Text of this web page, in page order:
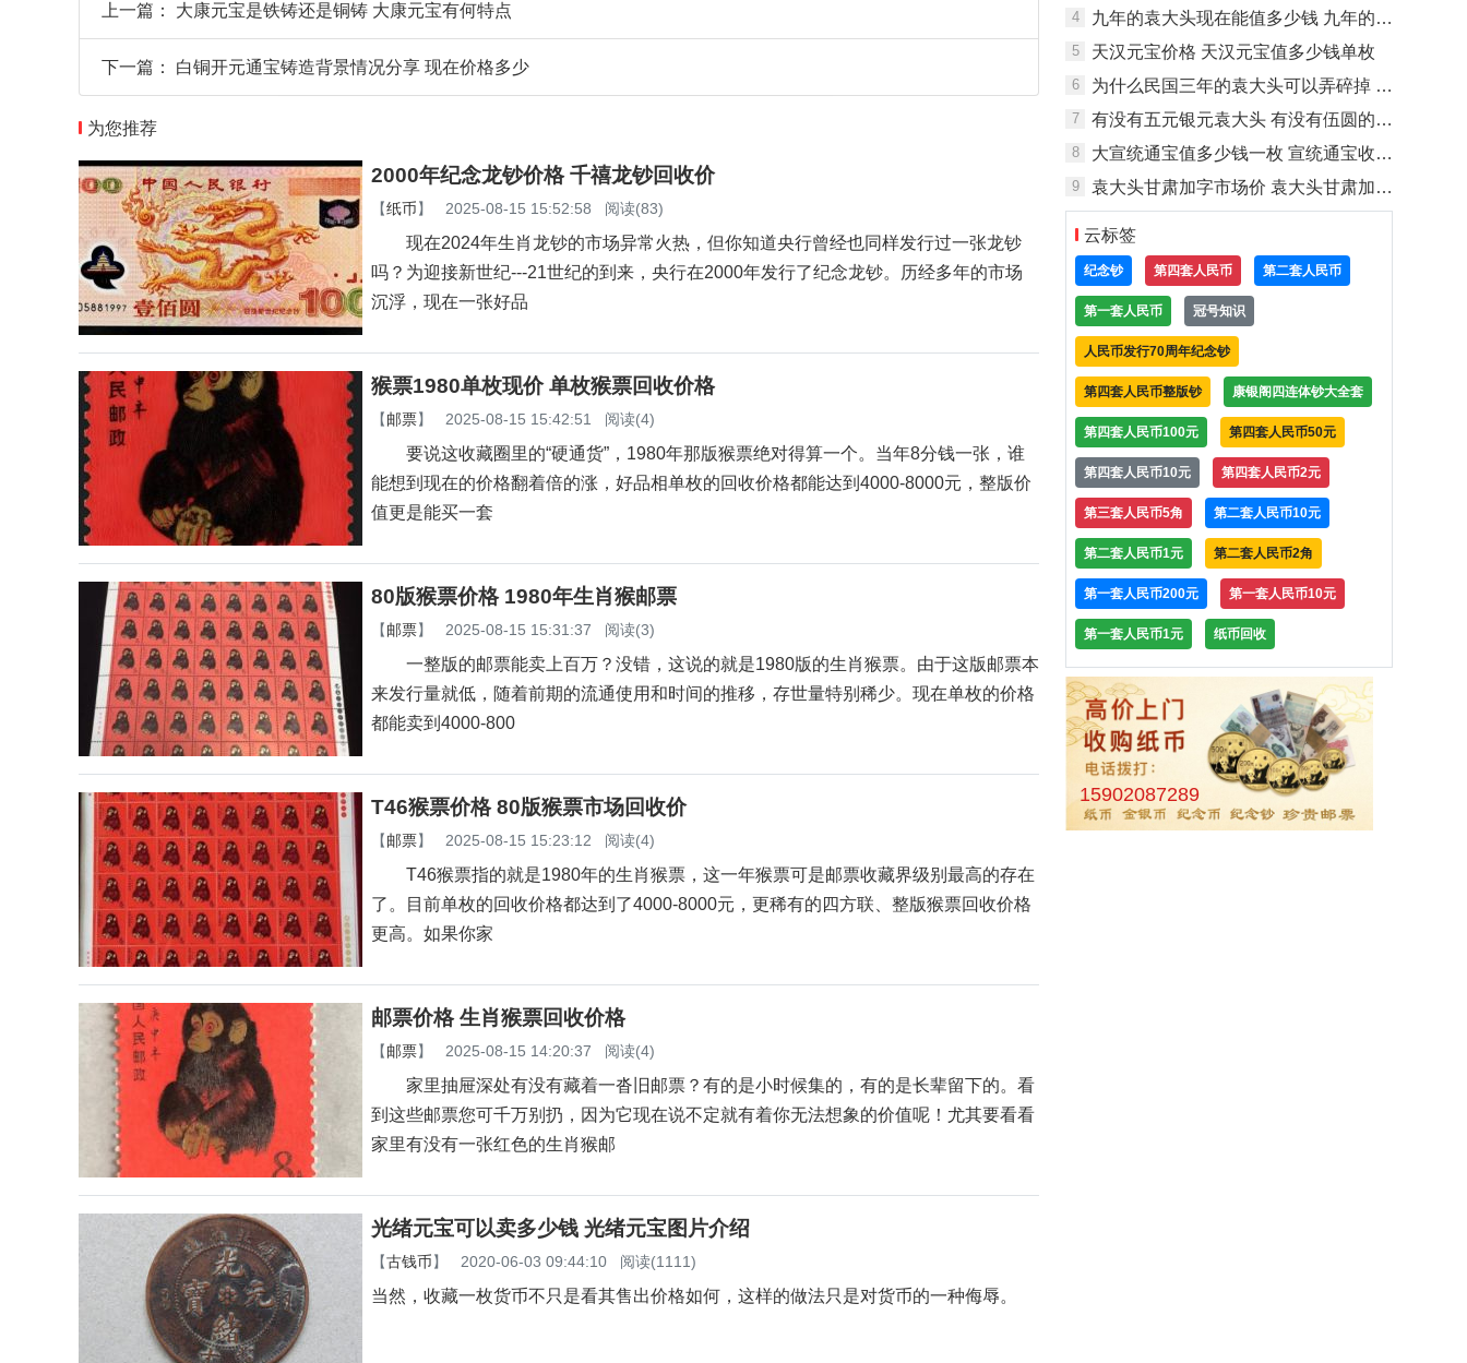
上一篇： 大康元宝是铁铸还是铜铸 大康元宝有何特点
下一篇： 白铜开元通宝铸造背景情况分享 现在价格多少
为您推荐
2000年纪念龙钞价格 千禧龙钞回收价
【纸币】 2025-08-15 15:52:58 阅读(83)
现在2024年生肖龙钞的市场异常火热，但你知道央行曾经也同样发行过一张龙钞
吗？为迎接新世纪---21世纪的到来，央行在2000年发行了纪念龙钞。历经多年的市场
沉浮，现在一张好品
猴票1980单枚现价 单枚猴票回收价格
【邮票】 2025-08-15 15:42:51 阅读(4)
要说这收藏圈里的“硬通货”，1980年那版猴票绝对得算一个。当年8分钱一张，谁
能想到现在的价格翻着倍的涨，好品相单枚的回收价格都能达到4000-8000元，整版价
值更是能买一套
80版猴票价格 1980年生肖猴邮票
【邮票】 2025-08-15 15:31:37 阅读(3)
一整版的邮票能卖上百万？没错，这说的就是1980版的生肖猴票。由于这版邮票本
来发行量就低，随着前期的流通使用和时间的推移，存世量特别稀少。现在单枚的价格
都能卖到4000-800
T46猴票价格 80版猴票市场回收价
【邮票】 2025-08-15 15:23:12 阅读(4)
T46猴票指的就是1980年的生肖猴票，这一年猴票可是邮票收藏界级别最高的存在
了。目前单枚的回收价格都达到了4000-8000元，更稀有的四方联、整版猴票回收价格
更高。如果你家
邮票价格 生肖猴票回收价格
【邮票】 2025-08-15 14:20:37 阅读(4)
家里抽屉深处有没有藏着一沓旧邮票？有的是小时候集的，有的是长辈留下的。看
到这些邮票您可千万别扔，因为它现在说不定就有着你无法想象的价值呢！尤其要看看
家里有没有一张红色的生肖猴邮
光绪元宝可以卖多少钱 光绪元宝图片介绍
【古钱币】 2020-06-03 09:44:10 阅读(1111)
当然，收藏一枚货币不只是看其售出价格如何，这样的做法只是对货币的一种侮辱。
4 九年的袁大头现在能值多少钱 九年的袁大头价值
5 天汉元宝价格 天汉元宝值多少钱单枚
6 为什么民国三年的袁大头可以弄碎掉 袁大头鉴别方法
7 有没有五元银元袁大头 有没有伍圆的袁大头
8 大宣统通宝值多少钱一枚 宣统通宝收藏意义
9 袁大头甘肃加字市场价 袁大头甘肃加字多少钱
云标签
纪念钞 第四套人民币 第二套人民币
第一套人民币 冠号知识
人民币发行70周年纪念钞
第四套人民币整版钞 康银阁四连体钞大全套
第四套人民币100元 第四套人民币50元
第四套人民币10元 第四套人民币2元
第三套人民币5角 第二套人民币10元
第二套人民币1元 第二套人民币2角
第一套人民币200元 第一套人民币10元
第一套人民币1元 纸币回收
15902087289